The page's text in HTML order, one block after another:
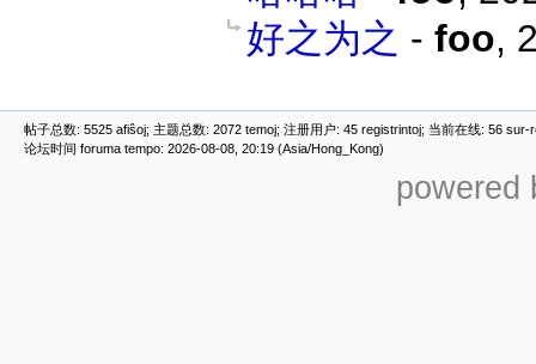
好之为之 - foo,
帖子总数: 5525 afiŝoj; 主题总数: 2072 temoj; 注册用户: 45 registrintoj; 当前在线: 56
论坛时间 foruma tempo: 2026-08-08, 20:19 (Asia/Hong_Kong)
powered